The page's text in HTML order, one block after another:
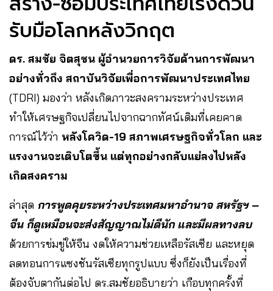
รับมือโลกหลังวิกฤต
ดร. สมชัย จิตสุชน ผู้อำนวยการวิจัยด้านการพัฒนา
อย่างทั่วถึง สถาบันวิจัยเพื่อการพัฒนาประเทศไทย
(TDRI) มองว่า หลังเกิดภาวะสงครามระหว่างประเทศ
ทำให้เศรษฐกิจเปลี่ยนไปจากฉากทัศน์เดิมที่เคยคาด
การณ์ไว้ว่า หลังโควิด-19 สภาพเศรษฐกิจทั่วโลก และ
แรงงานจะเติบโตขึ้น แต่ทุกอย่างกลับแย่ลงไปหลัง
เกิดสงคราม
ล่าสุด การพูดคุยระหว่างประเทศมหาอำนาจ สหรัฐฯ –
จีน ก็ดูเหมือนจะส่งสัญญาณไม่ดีนักและมีผลทางลบ
ด้วยการข่มขู่ให้จีน งดให้ความช่วยเหลือรัสเซีย และหยุด
ลดทอนการแซงชันรัสเซียทุกรูปแบบ ซึ่งก็ยังเป็นเรื่องที่
ต้องจับตากันต่อไป ดร.สมชัยอธิบายว่า เกือบทุกครั้งที่